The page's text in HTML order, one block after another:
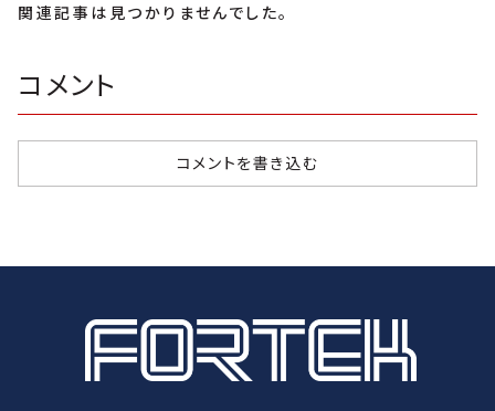
関連記事は見つかりませんでした。
コメント
コメントを書き込む